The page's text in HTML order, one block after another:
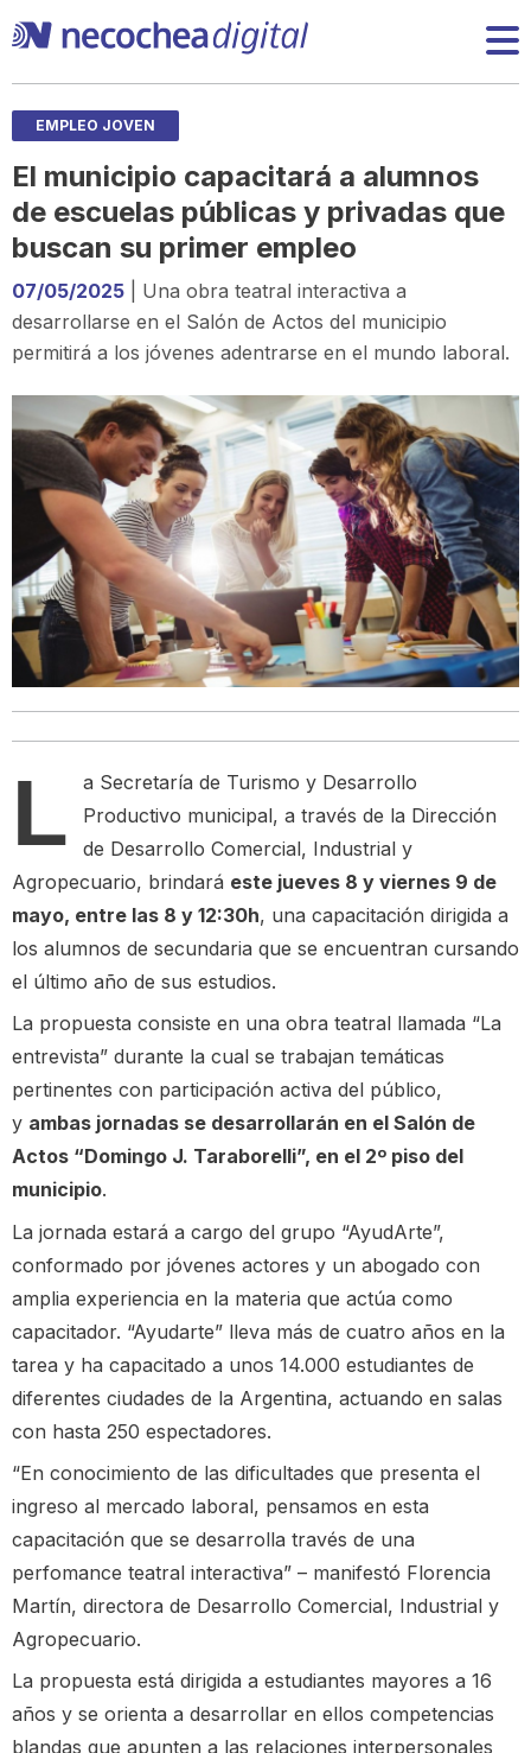
EMPLEO JOVEN
El municipio capacitará a alumnos
de escuelas públicas y privadas que
buscan su primer empleo
07/05/2025 | Una obra teatral interactiva a
desarrollarse en el Salón de Actos del municipio
permitirá a los jóvenes adentrarse en el mundo laboral.
L
a Secretaría de Turismo y Desarrollo
Productivo municipal, a través de la Dirección
de Desarrollo Comercial, Industrial y
Agropecuario, brindará este jueves 8 y viernes 9 de
mayo, entre las 8 y 12:30h, una capacitación dirigida a
los alumnos de secundaria que se encuentran cursando
el último año de sus estudios.
La propuesta consiste en una obra teatral llamada “La
entrevista” durante la cual se trabajan temáticas
pertinentes con participación activa del público,
y ambas jornadas se desarrollarán en el Salón de
Actos “Domingo J. Taraborelli”, en el 2º piso del
municipio.
La jornada estará a cargo del grupo “AyudArte”,
conformado por jóvenes actores y un abogado con
amplia experiencia en la materia que actúa como
capacitador. “Ayudarte” lleva más de cuatro años en la
tarea y ha capacitado a unos 14.000 estudiantes de
diferentes ciudades de la Argentina, actuando en salas
con hasta 250 espectadores.
“En conocimiento de las dificultades que presenta el
ingreso al mercado laboral, pensamos en esta
capacitación que se desarrolla través de una
perfomance teatral interactiva” – manifestó Florencia
Martín, directora de Desarrollo Comercial, Industrial y
Agropecuario.
La propuesta está dirigida a estudiantes mayores a 16
años y se orienta a desarrollar en ellos competencias
blandas que apunten a las relaciones interpersonales